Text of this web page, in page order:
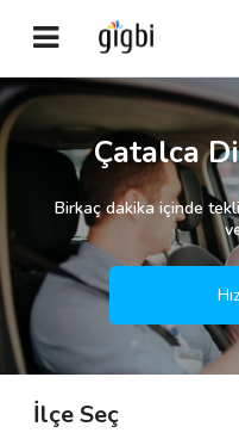
Anasayfa
Giriş Yap
Kayıt Ol
Kategoriler
🎈 Biz Kimiz?
Çatalca
Birkaç dakika içinde
İlçe Seç